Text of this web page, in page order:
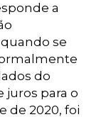
a
se
do
juros para o
de 2020, foi